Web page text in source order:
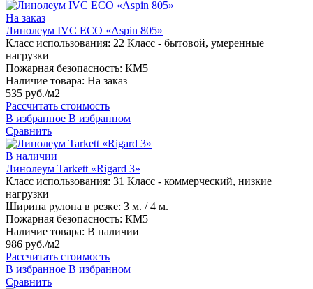
На заказ
Линолеум IVC ECO «Aspin 805»
Класс использования: 22 Класс - бытовой, умеренные
нагрузки
Пожарная безопасность: КМ5
Наличие товара: На заказ
535 руб./м2
Рассчитать стоимость
В избранное В избранном
Сравнить
В наличии
Линолеум Tarkett «Rigard 3»
Класс использования: 31 Класс - коммерческий, низкие
нагрузки
Ширина рулона в резке: 3 м. / 4 м.
Пожарная безопасность: КМ5
Наличие товара: В наличии
986 руб./м2
Рассчитать стоимость
В избранное В избранном
Сравнить